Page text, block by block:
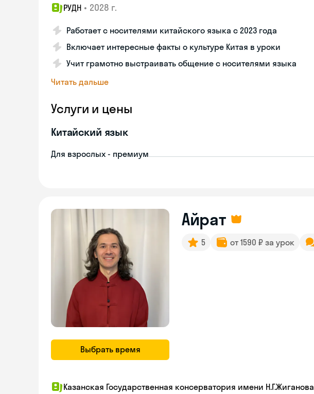
РУДН • 2028 г.
Работает с носителями китайского языка с 2023 года
Включает интересные факты о культуре Китая в уроки
Учит грамотно выстраивать общение с носителями языка
Читать дальше
Услуги и цены
Китайский язык
Для взрослых - премиум
Выбрать время
Айрат
5 от 1590 ₽ за урок
Казанская Государственная консерватория имени Н.Г.Жиганова